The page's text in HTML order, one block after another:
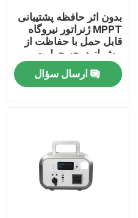
صفحه اصلی
درباره ما
بدون اثر حافظه پشتیبانی
MPPT ژنراتور نیروگاه
قابل حمل با حفاظت از
بیش از درجه حرارت
برای کمک به فاجعه
ارسال سؤال